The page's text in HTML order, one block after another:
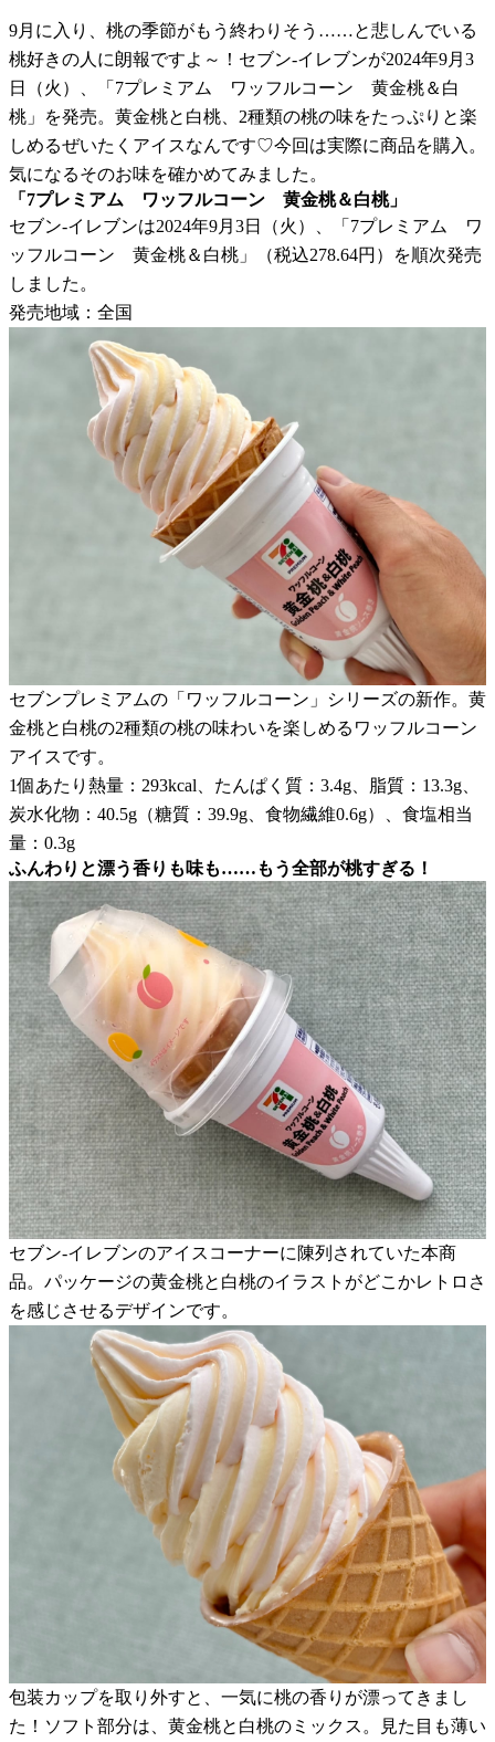
9月に入り、桃の季節がもう終わりそう……と悲しんでいる
桃好きの人に朗報ですよ～！セブン-イレブンが2024年9月3
日（火）、「7プレミアム ワッフルコーン 黄金桃＆白
桃」を発売。黄金桃と白桃、2種類の桃の味をたっぷりと楽
しめるぜいたくアイスなんです♡今回は実際に商品を購入。
気になるそのお味を確かめてみました。
「7プレミアム ワッフルコーン 黄金桃＆白桃」
セブン-イレブンは2024年9月3日（火）、「7プレミアム ワ
ッフルコーン 黄金桃＆白桃」（税込278.64円）を順次発売
しました。
発売地域：全国
セブンプレミアムの「ワッフルコーン」シリーズの新作。黄
金桃と白桃の2種類の桃の味わいを楽しめるワッフルコーン
アイスです。
1個あたり熱量：293kcal、たんぱく質：3.4g、脂質：13.3g、
炭水化物：40.5g（糖質：39.9g、食物繊維0.6g）、食塩相当
量：0.3g
ふんわりと漂う香りも味も……もう全部が桃すぎる！
セブン-イレブンのアイスコーナーに陳列されていた本商
品。パッケージの黄金桃と白桃のイラストがどこかレトロさ
を感じさせるデザインです。
包装カップを取り外すと、一気に桃の香りが漂ってきまし
た！ソフト部分は、黄金桃と白桃のミックス。見た目も薄い